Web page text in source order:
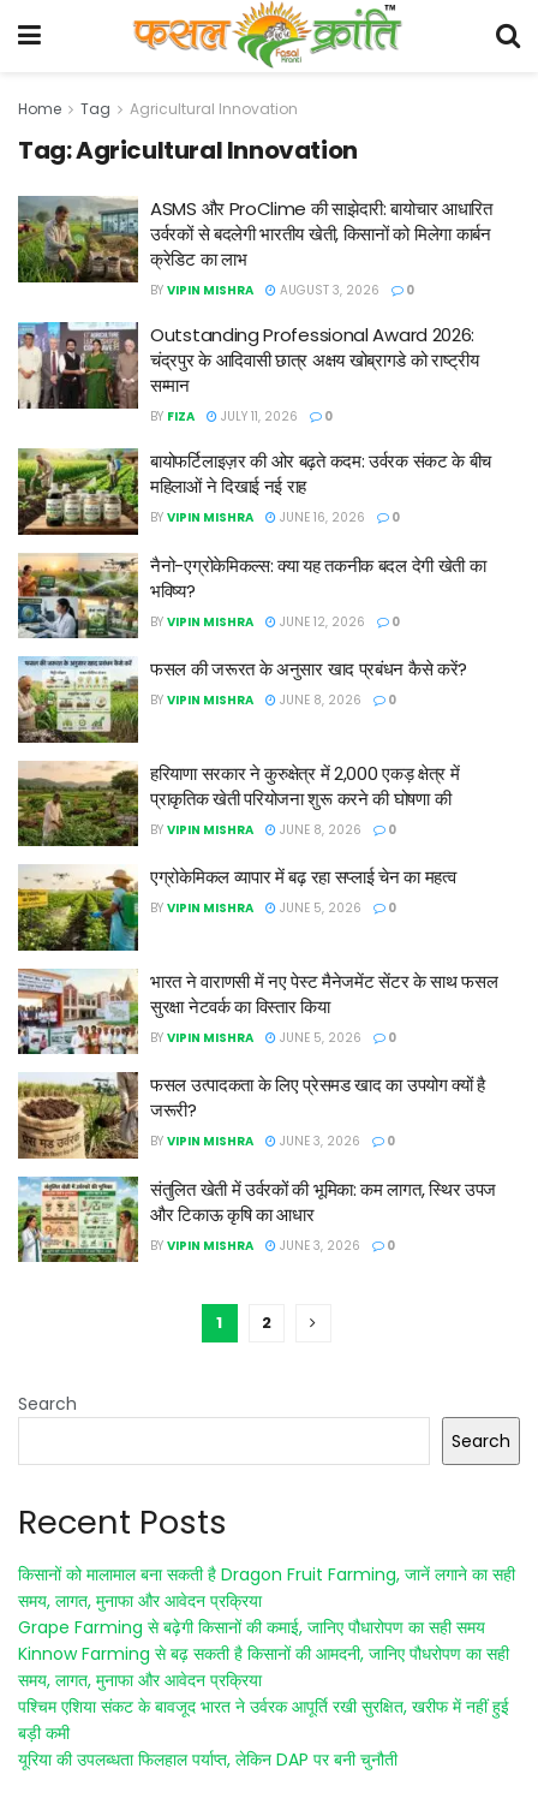
Home Tag Agricultural Innovation
Tag:Agricultural Innovation
ASMS और ProClime की साझेदारी: बायोचार आधारित
उर्वरकों से बदलेगी भारतीय खेती, किसानों को मिलेगा कार्बन
क्रेडिट का लाभ
BY VIPIN MISHRA AUGUST 3, 2026 0
Outstanding Professional Award 2026:
चंद्रपुर के आदिवासी छात्र अक्षय खोब्रागडे को राष्ट्रीय
सम्मान
BY FIZA JULY 11, 2026 0
बायोफर्टिलाइज़र की ओर बढ़ते कदम: उर्वरक संकट के बीच
महिलाओं ने दिखाई नई राह
BY VIPIN MISHRA JUNE 16, 2026 0
नैनो-एग्रोकेमिकल्स: क्या यह तकनीक बदल देगी खेती का
भविष्य?
BY VIPIN MISHRA JUNE 12, 2026 0
फसल की जरूरत के अनुसार खाद प्रबंधन कैसे करें?
BY VIPIN MISHRA JUNE 8, 2026 0
हरियाणा सरकार ने कुरुक्षेत्र में 2,000 एकड़ क्षेत्र में
प्राकृतिक खेती परियोजना शुरू करने की घोषणा की
BY VIPIN MISHRA JUNE 8, 2026 0
एग्रोकेमिकल व्यापार में बढ़ रहा सप्लाई चेन का महत्व
BY VIPIN MISHRA JUNE 5, 2026 0
भारत ने वाराणसी में नए पेस्ट मैनेजमेंट सेंटर के साथ फसल
सुरक्षा नेटवर्क का विस्तार किया
BY VIPIN MISHRA JUNE 5, 2026 0
फसल उत्पादकता के लिए प्रेसमड खाद का उपयोग क्यों है
जरूरी?
BY VIPIN MISHRA JUNE 3, 2026 0
संतुलित खेती में उर्वरकों की भूमिका: कम लागत, स्थिर उपज
और टिकाऊ कृषि का आधार
BY VIPIN MISHRA JUNE 3, 2026 0
1 2
Search
Search
Recent Posts
किसानों को मालामाल बना सकती है Dragon Fruit Farming, जानें लगाने का सही
समय, लागत, मुनाफा और आवेदन प्रक्रिया
Grape Farming से बढ़ेगी किसानों की कमाई, जानिए पौधारोपण का सही समय
Kinnow Farming से बढ़ सकती है किसानों की आमदनी, जानिए पौधरोपण का सही
समय, लागत, मुनाफा और आवेदन प्रक्रिया
पश्चिम एशिया संकट के बावजूद भारत ने उर्वरक आपूर्ति रखी सुरक्षित, खरीफ में नहीं हुई
बड़ी कमी
यूरिया की उपलब्धता फिलहाल पर्याप्त, लेकिन DAP पर बनी चुनौती